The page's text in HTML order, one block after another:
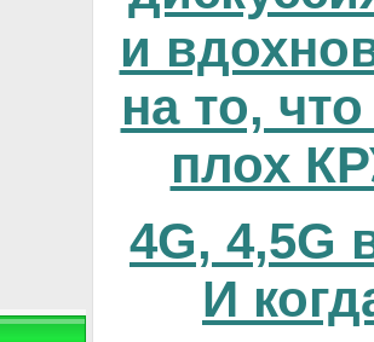
и
на то,
плох
4G, 4,5G
И